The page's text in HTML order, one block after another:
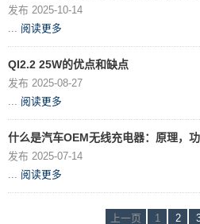
发布 2025-10-14
... 阅读更多
QI2.2 25W的优点和缺点
发布 2025-08-27
... 阅读更多
什么是汽车OEM无线充电器：原理，
发布 2025-07-14
... 阅读更多
上一页 1 2